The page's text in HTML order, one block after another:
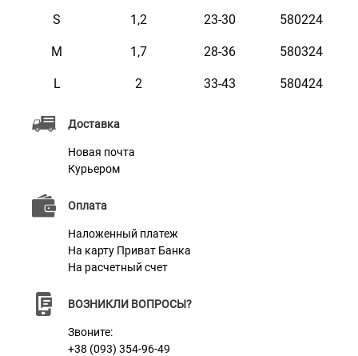
Доставка
Новая почта
Курьером
Оплата
Наложенный платеж
На карту Приват Банка
На расчетный счет
ВОЗНИКЛИ ВОПРОСЫ?
Звоните:
+38 (093) 354-96-49
Фурнитура с покрытием очень износостойкая и
Пряжка
Цвет
S 1,2 23-30 580224
M 1,7 28-36 580324
L 2 33-43 580424